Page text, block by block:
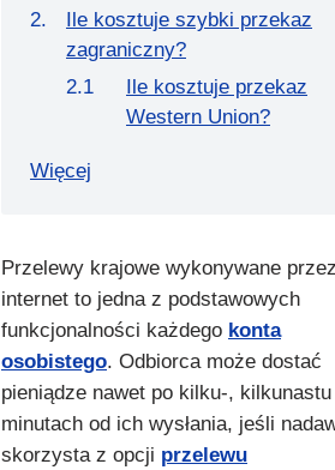
Ile kosztuje szybki przekaz
zagraniczny?
Ile kosztuje przekaz
Western Union?
Więcej
Przelewy krajowe wykonywane
internet to jedna z podstawowych
funkcjonalności każdego konta
osobistego. Odbiorca może dostać
pieniądze nawet po kilku-, kilkunastu
minutach od ich wysłania, jeśli
skorzysta z opcji przelewu